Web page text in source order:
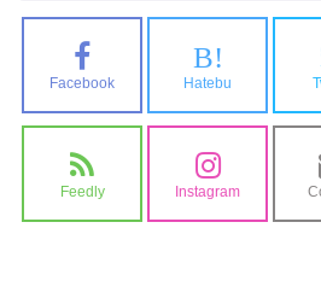
Facebook
B!
Hatebu
Feedly Instagram